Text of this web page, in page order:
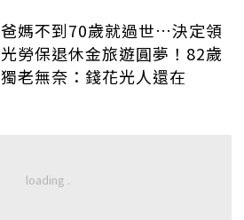
爸媽不到70歲就過世…決定領
光勞保退休金旅遊圓夢！82歲
獨老無奈：錢花光人還在